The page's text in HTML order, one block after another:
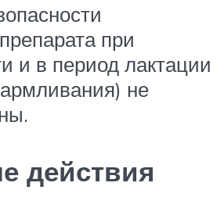
при
и в период лактации
не
действия